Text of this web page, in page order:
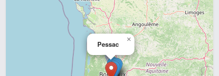
Pessac
×